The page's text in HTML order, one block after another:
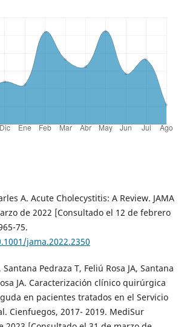
A. Acute Cholecystitis: A Review. JAMA
de 2022 [Consultado el 12 de febrero
75.
jama.2022.2350
Santana Pedraza T, Feliú Rosa JA, Santana
JA. Caracterización clínico quirúrgica
en pacientes tratados en el Servicio
Cienfuegos, 2017- 2019. MediSur